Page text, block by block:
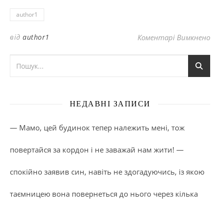
author1
від author1 Коментарі Вимкненодо
НЕДАВНІ ЗАПИСИ
— Мамо, цей будинок тепер належить мені, тож
повертайся за кордон і не заважай нам жити! —
спокійно заявив син, навіть не здогадуючись, із якою
таємницею вона повернеться до нього через кілька